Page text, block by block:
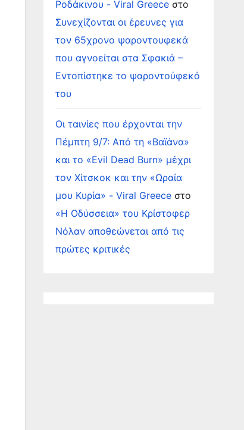
Ροδάκινου - Viral Greeceστο
Συνεχίζονται οι έρευνες για
τον 65χρονο ψαροντουφεκά
που αγνοείται στα Σφακιά –
Εντοπίστηκε το ψαροντούφεκό
του
Οι ταινίες που έρχονται την
Πέμπτη 9/7: Από τη «Βαϊάνα»
και το «Evil Dead Burn» μέχρι
τον Χίτσκοκ και την «Ωραία
μου Κυρία» - Viral Greeceστο
«Η Οδύσσεια» του Κρίστοφερ
Νόλαν αποθεώνεται από τις
πρώτες κριτικές